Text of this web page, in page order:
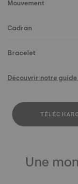
Mouvement
Cadran
Bracelet
Découvrir notre
Une